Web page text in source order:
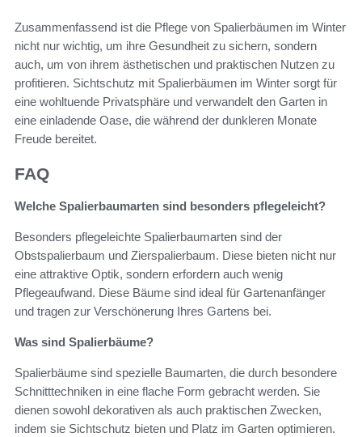
Zusammenfassend ist die Pflege von Spalierbäumen im Winter
nicht nur wichtig, um ihre Gesundheit zu sichern, sondern
auch, um von ihrem ästhetischen und praktischen Nutzen zu
profitieren. Sichtschutz mit Spalierbäumen im Winter sorgt für
eine wohltuende Privatsphäre und verwandelt den Garten in
eine einladende Oase, die während der dunkleren Monate
Freude bereitet.
FAQ
Welche Spalierbaumarten sind besonders pflegeleicht?
Besonders pflegeleichte Spalierbaumarten sind der
Obstspalierbaum und Zierspalierbaum. Diese bieten nicht nur
eine attraktive Optik, sondern erfordern auch wenig
Pflegeaufwand. Diese Bäume sind ideal für Gartenanfänger
und tragen zur Verschönerung Ihres Gartens bei.
Was sind Spalierbäume?
Spalierbäume sind spezielle Baumarten, die durch besondere
Schnitttechniken in eine flache Form gebracht werden. Sie
dienen sowohl dekorativen als auch praktischen Zwecken,
indem sie Sichtschutz bieten und Platz im Garten optimieren.